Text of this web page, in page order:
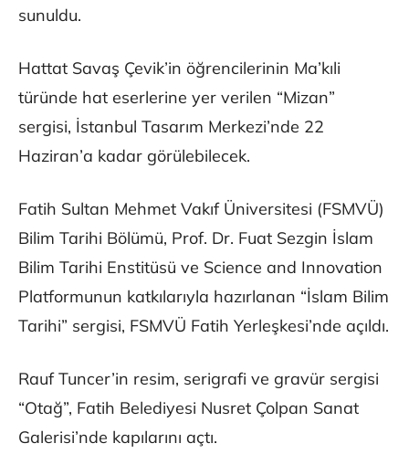
sunuldu.
Hattat Savaş Çevik’in öğrencilerinin Ma’kıli
türünde hat eserlerine yer verilen “Mizan”
sergisi, İstanbul Tasarım Merkezi’nde 22
Haziran’a kadar görülebilecek.
Fatih Sultan Mehmet Vakıf Üniversitesi (FSMVÜ)
Bilim Tarihi Bölümü, Prof. Dr. Fuat Sezgin İslam
Bilim Tarihi Enstitüsü ve Science and Innovation
Platformunun katkılarıyla hazırlanan “İslam Bilim
Tarihi” sergisi, FSMVÜ Fatih Yerleşkesi’nde açıldı.
Rauf Tuncer’in resim, serigrafi ve gravür sergisi
“Otağ”, Fatih Belediyesi Nusret Çolpan Sanat
Galerisi’nde kapılarını açtı.